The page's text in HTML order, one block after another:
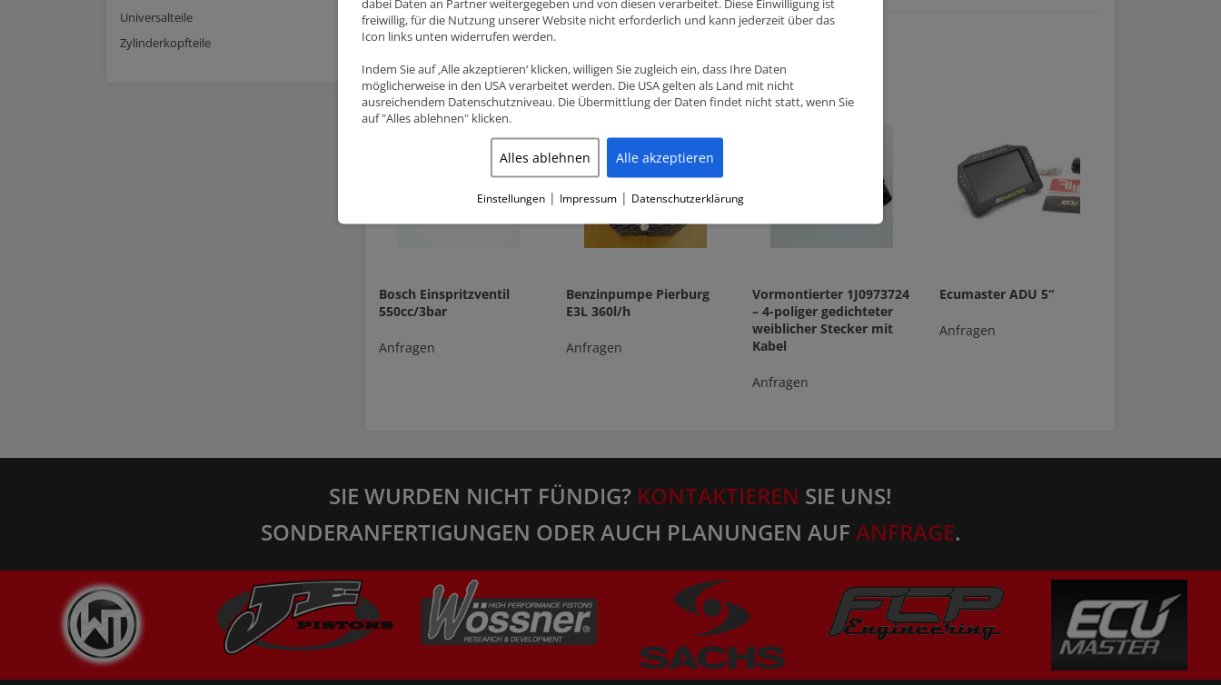
Universalteile
Zylinderkopfteile
Related products
Bosch Einspritzventil
550cc/3bar
Anfragen
Benzinpumpe Pierburg
E3L 360l/h
Anfragen
Vormontierter 1J0973724
– 4-poliger gedichteter
weiblicher Stecker mit
Kabel
Anfragen
Ecumaster ADU 5“
Anfragen
SIE WURDEN NICHT FÜNDIG? KONTAKTIEREN SIE UNS!
SONDERANFERTIGUNGEN ODER AUCH PLANUNGEN AUF ANFRAGE.
freiwillig, für die Nutzung unserer Website nicht erforderlich und kann jederzeit über das
Icon links unten widerrufen werden.
Indem Sie auf ‚Alle akzeptieren‘ klicken, willigen Sie zugleich ein, dass Ihre Daten
möglicherweise in den USA verarbeitet werden. Die USA gelten als Land mit nicht
ausreichendem Datenschutzniveau. Die Übermittlung der Daten findet nicht statt, wenn Sie
auf "Alles ablehnen" klicken.
Alles ablehnen Alle akzeptieren
Einstellungen | Impressum | Datenschutzerklärung